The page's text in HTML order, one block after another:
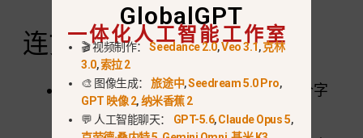
连贯角色的其他创意用途
漫画与连环画 在多个面板上生成同一个字
符。.
GlobalGPT
一体化人工智能工作室
🎬 视频制作：Seedance 2.0,Veo 3.1,克林
3.0,索拉 2
🎨 图像生成：旅途中,Seedream 5.0 Pro,
GPT 映像 2,纳米香蕉 2
💬 人工智能聊天： GPT-5.6,Claude Opus 5,